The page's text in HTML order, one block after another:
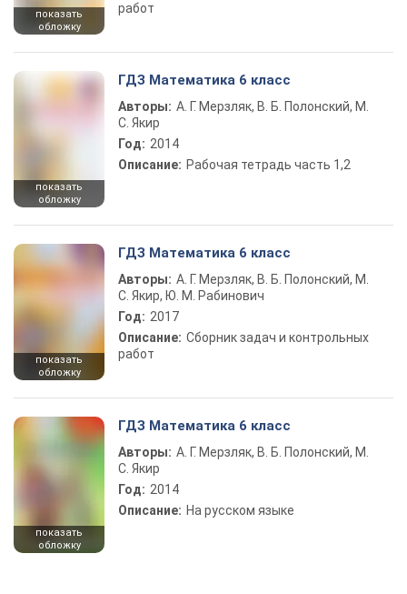
показать
обложку
работ
показать
обложку
ГДЗ Математика 6 класс
Авторы: А. Г. Мерзляк, В. Б. Полонский, М.
С. Якир
Год: 2014
Описание: Рабочая тетрадь часть 1,2
показать
обложку
ГДЗ Математика 6 класс
Авторы: А. Г. Мерзляк, В. Б. Полонский, М.
С. Якир, Ю. М. Рабинович
Год: 2017
Описание: Сборник задач и контрольных
работ
показать
обложку
ГДЗ Математика 6 класс
Авторы: А. Г. Мерзляк, В. Б. Полонский, М.
С. Якир
Год: 2014
Описание: На русском языке